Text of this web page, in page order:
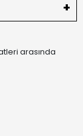
arasında